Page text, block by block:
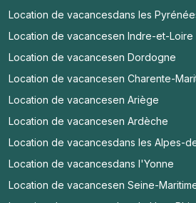
Location de vacancesdans les
Location de vacancesen Indre-et-Loire
Location de vacancesen Dordogne
Location de vacancesen Charente-
Location de vacancesen Ariège
Location de vacancesen Ardèche
Location de vacancesdans les Alpes-
Location de vacancesdans l'Yonne
Location de vacancesen Seine-